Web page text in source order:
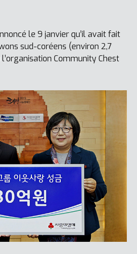
le 9 janvier qu’il avait fait
sud-coréens (environ 2,7
Community Chest